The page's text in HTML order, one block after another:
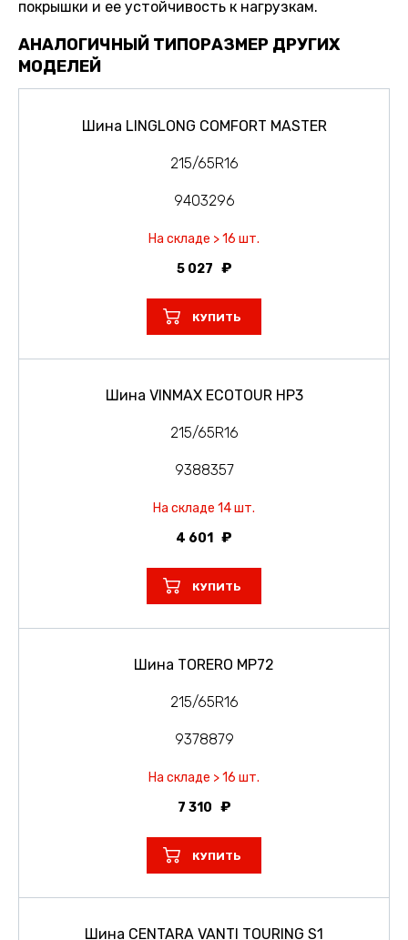
покрышки и ее устойчивость к нагрузкам.
АНАЛОГИЧНЫЙ ТИПОРАЗМЕР ДРУГИХ
МОДЕЛЕЙ
Шина LINGLONG COMFORT MASTER
215/65R16
9403296
На складе > 16 шт.
5 027
КУПИТЬ
Шина VINMAX ECOTOUR HP3
215/65R16
9388357
На складе 14 шт.
4 601
КУПИТЬ
Шина TORERO MP72
215/65R16
9378879
На складе > 16 шт.
7 310
КУПИТЬ
Шина CENTARA VANTI TOURING S1